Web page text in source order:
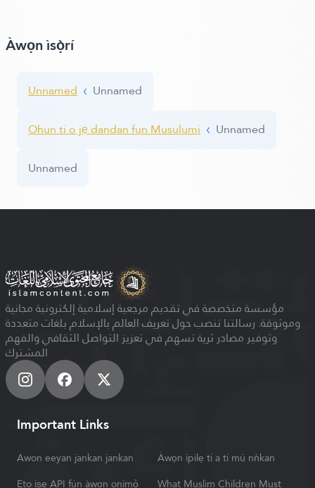
Àwọn ìsọ̀rí
Unnamed
Unnamed
Ohun ti o jẹ dandan fun Musulumi
Unnamed
Unnamed
مؤسسة متخصصة في تقديم مرجعية إسلامية إلكترونية مجانية
وموثوقة. رسالتنا تنصب حول تعريف العالم بالإسلام بلغات متعددة
وتوفير مصادر ثرية تسهم في تعزيز التواصل الثقافي والفهم
المشترك
Important Links
Awon eeyan jankan jankan
Àwọn ipilẹ ti a ti mú nǹkan
Eto iṣẹ API fún àwọn onímọ̀
What Muslim Children Must